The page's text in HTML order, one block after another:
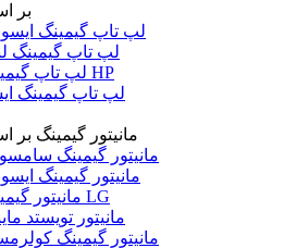
بر
لپ تاپ گیمینگ
لپ تاپ گیمینگ
لپ تاپ گیمینگ HP
لپ تاپ گیمینگ
مانیتور گیمینگ بر
مانیتور گیمینگ
مانیتور گیمینگ
مانیتور گیمینگ LG
مانیتور تویستد
مانیتور گیمینگ